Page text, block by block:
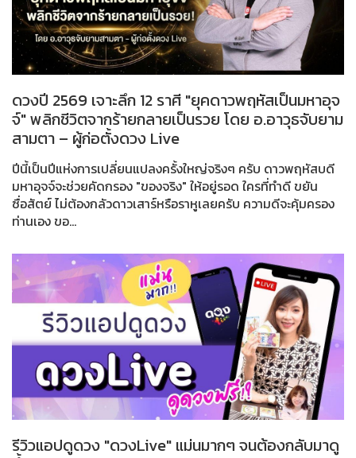
ดวงปี 2569 เจาะลึก 12 ราศี "ยุคดาวพฤหัสเป็นมหาอุจ
จ์" พลิกชีวิตจากร้ายกลายเป็นรวย โดย อ.อาวุธจับยาม
สามตา – ผู้ก่อตั้งดวง Live
ปีนี้เป็นปีแห่งการเปลี่ยนแปลงครั้งใหญ่จริงๆ ครับ ดาวพฤหัสบดี
มหาอุจจ์จะช่วยคัดกรอง "ของจริง" ให้อยู่รอด ใครที่ทำดี ขยัน
ซื่อสัตย์ ไม่ต้องกลัวดาวเสาร์หรือราหูเลยครับ ความดีจะคุ้มครอง
ท่านเอง ขอ...
รีวิวแอปดูดวง "ดวงLive" แม่นมากๆ จนต้องกลับมาดู